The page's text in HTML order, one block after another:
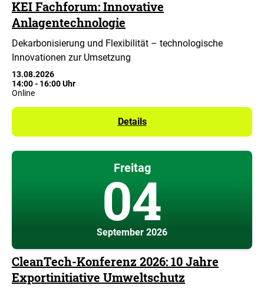
KEI Fachforum: Innovative
Anlagentechnologie
Dekarbonisierung und Flexibilität – technologische
Innovationen zur Umsetzung
13.08.2026
14:00- 16:00 Uhr
Online
Details
Freitag
04
September 2026
CleanTech-Konferenz 2026: 10 Jahre
Exportinitiative Umweltschutz